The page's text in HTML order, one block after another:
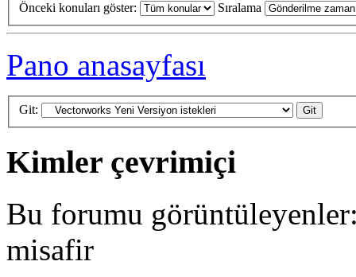
Önceki konuları göster: Sıralama
Pano anasayfası
Git:
Kimler çevrimiçi
Bu forumu
misafir